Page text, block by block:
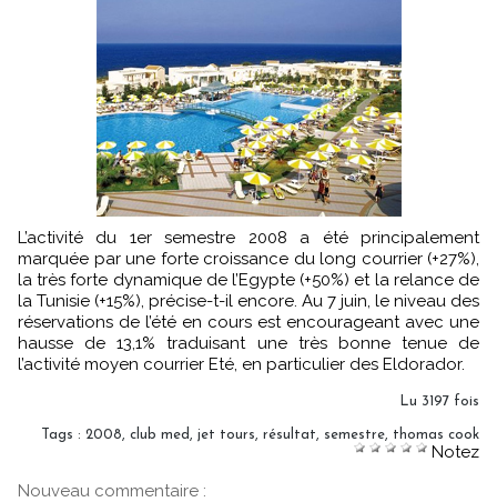
L’activité du 1er semestre 2008 a été principalement
marquée par une forte croissance du long courrier (+27%),
la très forte dynamique de l’Egypte (+50%) et la relance de
la Tunisie (+15%), précise-t-il encore. Au 7 juin, le niveau des
réservations de l’été en cours est encourageant avec une
hausse de 13,1% traduisant une très bonne tenue de
l’activité moyen courrier Eté, en particulier des Eldorador.
Lu 3197 fois
Tags : 2008, club med, jet tours, résultat, semestre, thomas cook
Notez
Nouveau commentaire :